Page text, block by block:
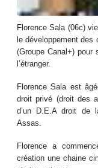
Florence Sala (06c)
le développement des
(Groupe Canal+) pour
l’étranger.
Florence Sala est
droit privé (droit des
d’un D.E.A droit de
Assas.
Florence a
création une chaine